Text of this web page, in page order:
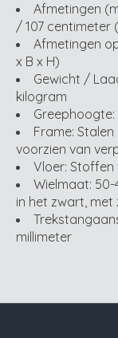
Afmetingen
/ 107 centimeter
Afmetingen
x B x H)
Gewicht /
kilogram
Frame:
voorzien van
Vloer: Stoffen
Wielmaat: 50-
in het zwart,
millimeter